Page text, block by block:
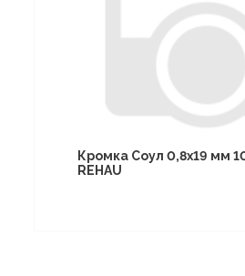
Кромка Соул 0,8х19 мм
REHAU